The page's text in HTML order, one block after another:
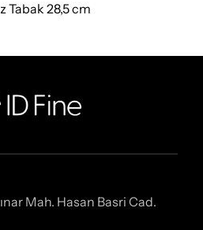
Tabak 28,5 cm
Mah. Hasan Basri Cad.